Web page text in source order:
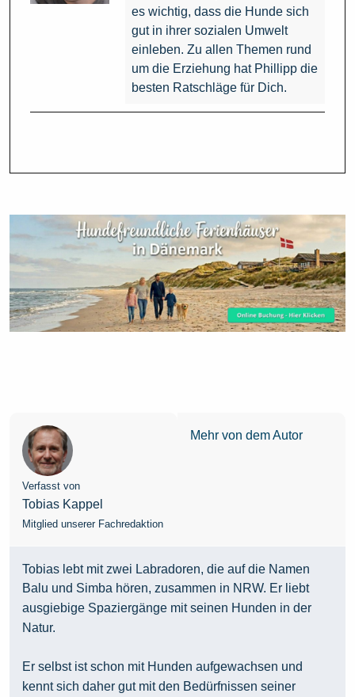
es wichtig, dass die Hunde sich
gut in ihrer sozialen Umwelt
einleben. Zu allen Themen rund
um die Erziehung hat Phillipp die
besten Ratschläge für Dich.
Verfasst von
Tobias Kappel
Mitglied unserer Fachredaktion
Mehr von dem Autor
Tobias lebt mit zwei Labradoren, die auf die Namen
Balu und Simba hören, zusammen in NRW. Er liebt
ausgiebige Spaziergänge mit seinen Hunden in der
Natur.
Er selbst ist schon mit Hunden aufgewachsen und
kennt sich daher gut mit den Bedürfnissen seiner